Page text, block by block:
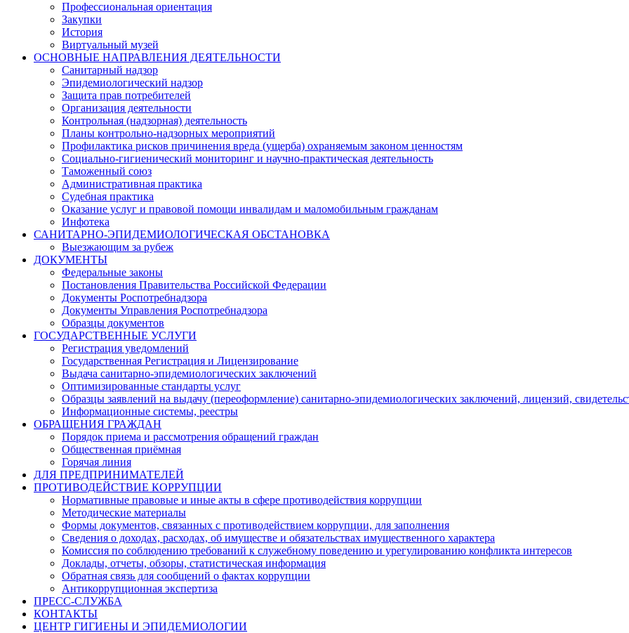
Профессиональная ориентация
Закупки
История
Виртуальный музей
ОСНОВНЫЕ НАПРАВЛЕНИЯ ДЕЯТЕЛЬНОСТИ
Санитарный надзор
Эпидемиологический надзор
Защита прав потребителей
Организация деятельности
Контрольная (надзорная) деятельность
Планы контрольно-надзорных мероприятий
Профилактика рисков причинения вреда (ущерба) охраняемым законом ценностям
Социально-гигиенический мониторинг и научно-практическая деятельность
Таможенный союз
Административная практика
Судебная практика
Оказание услуг и правовой помощи инвалидам и маломобильным гражданам
Инфотека
САНИТАРНО-ЭПИДЕМИОЛОГИЧЕСКАЯ ОБСТАНОВКА
Выезжающим за рубеж
ДОКУМЕНТЫ
Федеральные законы
Постановления Правительства Российской Федерации
Документы Роспотребнадзора
Документы Управления Роспотребнадзора
Образцы документов
ГОСУДАРСТВЕННЫЕ УСЛУГИ
Регистрация уведомлений
Государственная Регистрация и Лицензирование
Выдача санитарно-эпидемиологических заключений
Оптимизированные стандарты услуг
Образцы заявлений на выдачу (переоформление) санитарно-эпидемиологических заключений, лицензий,
Информационные системы, реестры
ОБРАЩЕНИЯ ГРАЖДАН
Порядок приема и рассмотрения обращений граждан
Общественная приёмная
Горячая линия
ДЛЯ ПРЕДПРИНИМАТЕЛЕЙ
ПРОТИВОДЕЙСТВИЕ КОРРУПЦИИ
Нормативные правовые и иные акты в сфере противодействия коррупции
Методические материалы
Формы документов, связанных с противодействием коррупции, для заполнения
Сведения о доходах, расходах, об имуществе и обязательствах имущественного характера
Комиссия по соблюдению требований к служебному поведению и урегулированию конфликта интересов
Доклады, отчеты, обзоры, статистическая информация
Обратная связь для сообщений о фактах коррупции
Антикоррупционная экспертиза
ПРЕСС-СЛУЖБА
КОНТАКТЫ
ЦЕНТР ГИГИЕНЫ И ЭПИДЕМИОЛОГИИ